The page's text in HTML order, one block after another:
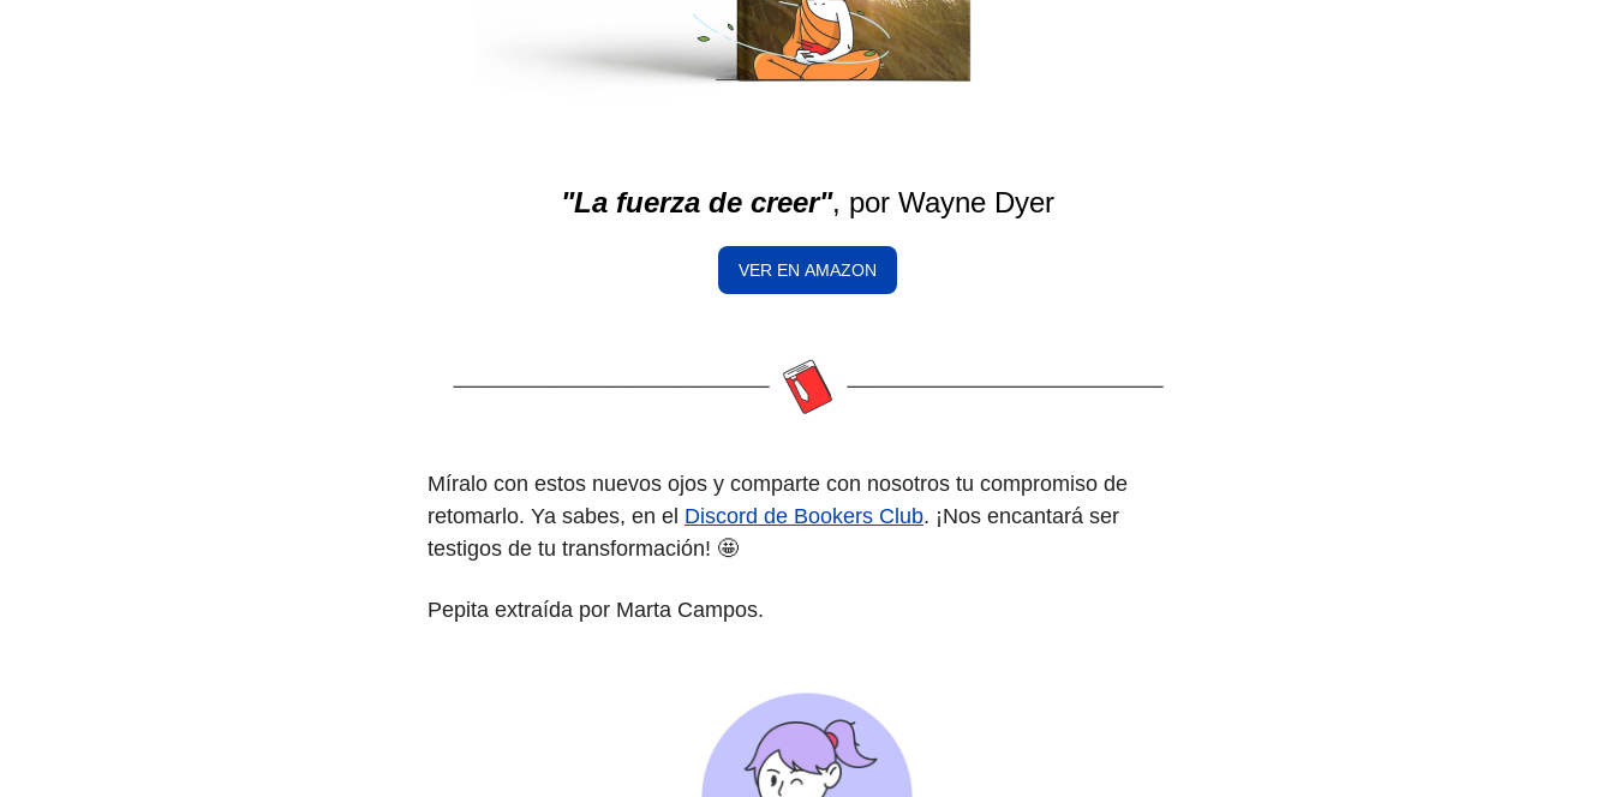
"La fuerza de creer", por Wayne Dyer
VER EN AMAZON
Míralo con estos nuevos ojos y comparte con nosotros tu compromiso de
retomarlo. Ya sabes, en el Discord de Bookers Club. ¡Nos encantará ser
testigos de tu transformación! 🤩
Pepita extraída por Marta Campos.